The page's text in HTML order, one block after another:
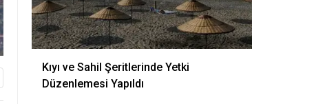
Kıyı ve Sahil Şeritlerinde Yetki
Düzenlemesi Yapıldı